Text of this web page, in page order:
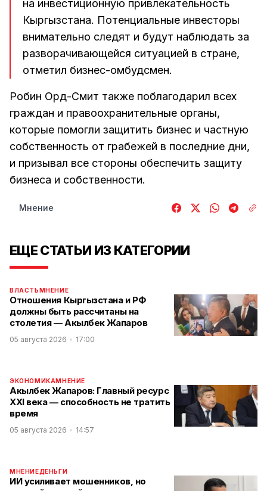
на инвестиционную привлекательность
Кыргызстана. Потенциальные инвесторы
внимательно следят и будут наблюдать за
разворачивающейся ситуацией в стране,
отметил бизнес-омбудсмен.
Робин Орд-Смит также поблагодарил всех
граждан и правоохранительные органы,
которые помогли защитить бизнес и частную
собственность от грабежей в последние дни,
и призывал все стороны обеспечить защиту
бизнеса и собственности.
Мнение
ЕЩЕ СТАТЬИ ИЗ КАТЕГОРИИ
ВЛАСТЬМНЕНИЕ
Отношения Кыргызстана и РФ
должны быть рассчитаны на
столетия — Акылбек Жапаров
05 августа 2026 17:00
ЭКОНОМИКАМНЕНИЕ
Акылбек Жапаров: Главный ресурс
XXI века — способность не тратить
время
05 августа 2026 14:57
МНЕНИЕДЕНЬГИ
ИИ усиливает мошенников, но